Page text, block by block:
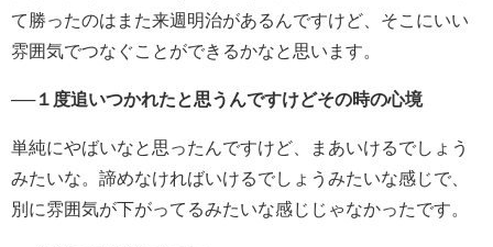
て勝ったのはまた来週明治があるんですけど、そこにいい
雰囲気でつなぐことができるかなと思います。
──１度追いつかれたと思うんですけどその時の心境
単純にやばいなと思ったんですけど、まあいけるでしょう
みたいな。諦めなければいけるでしょうみたいな感じで、
別に雰囲気が下がってるみたいな感じじゃなかったです。